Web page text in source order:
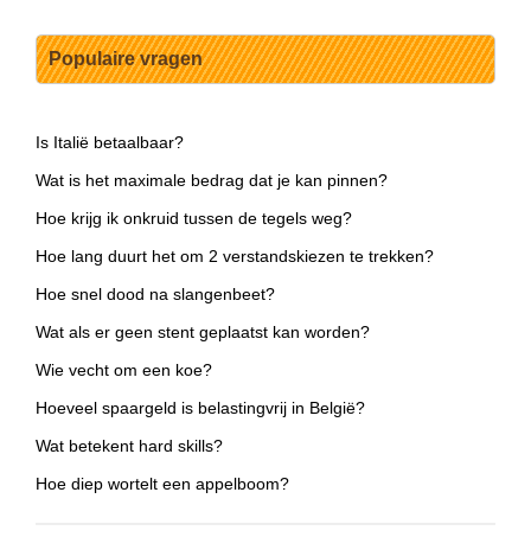
Populaire vragen
Is Italië betaalbaar?
Wat is het maximale bedrag dat je kan pinnen?
Hoe krijg ik onkruid tussen de tegels weg?
Hoe lang duurt het om 2 verstandskiezen te trekken?
Hoe snel dood na slangenbeet?
Wat als er geen stent geplaatst kan worden?
Wie vecht om een koe?
Hoeveel spaargeld is belastingvrij in België?
Wat betekent hard skills?
Hoe diep wortelt een appelboom?